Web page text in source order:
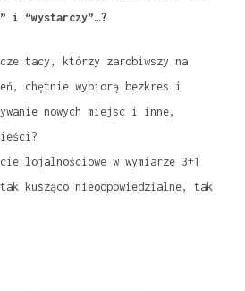
i “wystarczy”…?
tacy, którzy zarobiwszy na
chętnie wybiorą bezkres i
nowych miejsc i inne,
lojalnościowe w wymiarze 3+1
kusząco nieodpowiedzialne, tak